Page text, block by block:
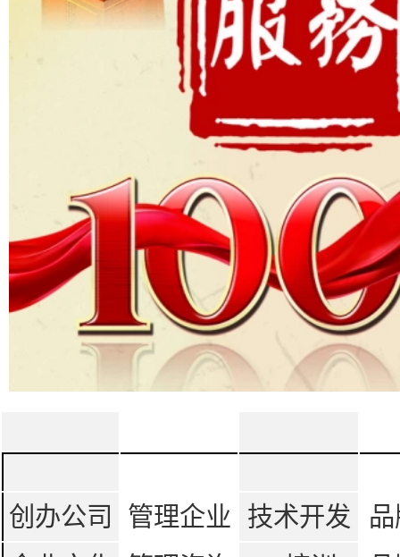
创办公司 管理企业 技术开发